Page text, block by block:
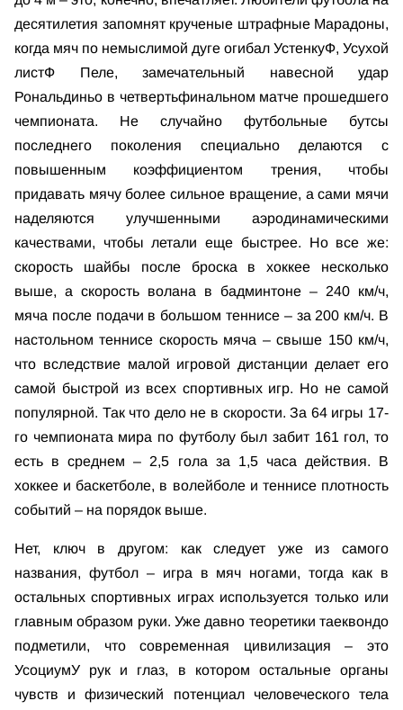
десятилетия запомнят крученые штрафные Марадоны,
когда мяч по немыслимой дуге огибал УстенкуФ, Усухой
листФ Пеле, замечательный навесной удар
Рональдиньо в четвертьфинальном матче прошедшего
чемпионата. Не случайно футбольные бутсы
последнего поколения специально делаются с
повышенным коэффициентом трения, чтобы
придавать мячу более сильное вращение, а сами мячи
наделяются улучшенными аэродинамическими
качествами, чтобы летали еще быстрее. Но все же:
скорость шайбы после броска в хоккее несколько
выше, а скорость волана в бадминтоне – 240 км/ч,
мяча после подачи в большом теннисе – за 200 км/ч. В
настольном теннисе скорость мяча – свыше 150 км/ч,
что вследствие малой игровой дистанции делает его
самой быстрой из всех спортивных игр. Но не самой
популярной. Так что дело не в скорости. За 64 игры 17-
го чемпионата мира по футболу был забит 161 гол, то
есть в среднем – 2,5 гола за 1,5 часа действия. В
хоккее и баскетболе, в волейболе и теннисе плотность
событий – на порядок выше.
Нет, ключ в другом: как следует уже из самого
названия, футбол – игра в мяч ногами, тогда как в
остальных спортивных играх используется только или
главным образом руки. Уже давно теоретики таеквондо
подметили, что современная цивилизация – это
УсоциумУ рук и глаз, в котором остальные органы
чувств и физический потенциал человеческого тела